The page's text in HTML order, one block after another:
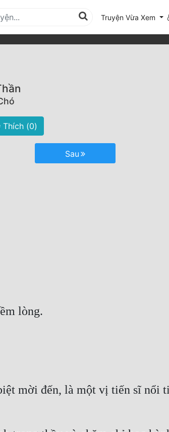
Truyện Vừa Xem
Thích (0)
Sau
lòng.
mời đến, là một vị tiến sĩ nổi